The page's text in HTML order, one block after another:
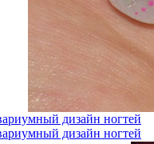
дизайн ногтей
дизайн ногтей